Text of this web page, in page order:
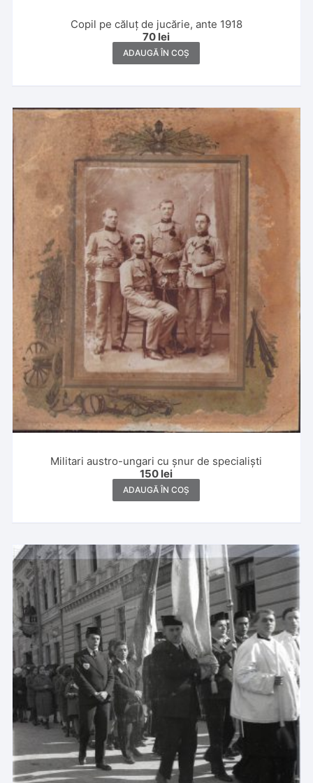
Copil pe căluț de jucărie, ante 1918
70 lei
ADAUGĂ ÎN COȘ
Militari austro-ungari cu șnur de specialiști
150 lei
ADAUGĂ ÎN COȘ